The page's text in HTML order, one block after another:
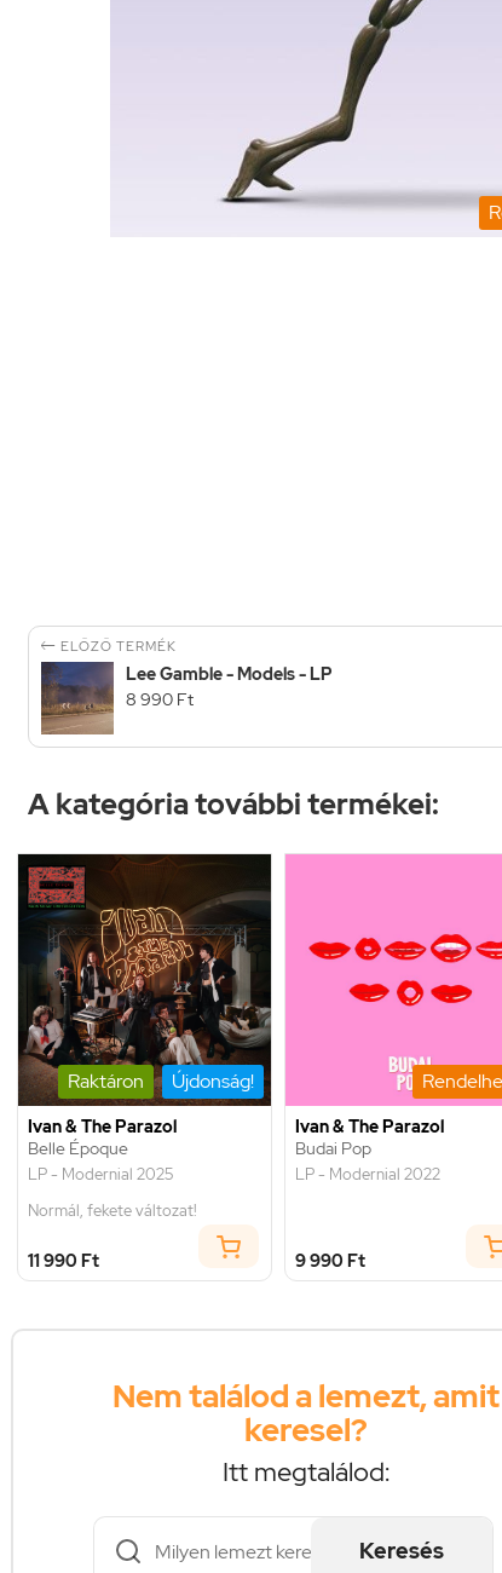
 ELŐZŐ TERMÉK
Lee Gamble - Models - LP
8 990 Ft
A kategória további termékei:
Raktáron Újdonság!
Ivan & The Parazol
Belle Époque
LP - Modernial 2025
Normál, fekete változat!
11 990 Ft
Ivan & The Parazol
Budai Pop
LP - Modernial 2022
9 990 Ft
Nem találod a lemezt, amit
keresel?
Itt megtalálod:
Keresés